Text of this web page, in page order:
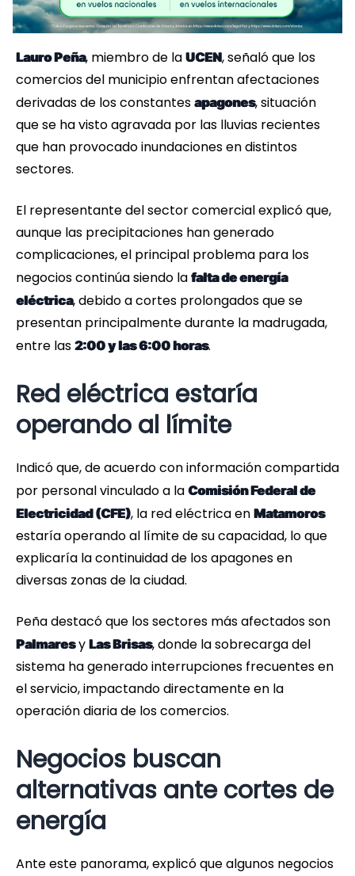
Lauro Peña, miembro de la UCEN, señaló que los
comercios del municipio enfrentan afectaciones
derivadas de los constantes apagones, situación
que se ha visto agravada por las lluvias recientes
que han provocado inundaciones en distintos
sectores.
El representante del sector comercial explicó que,
aunque las precipitaciones han generado
complicaciones, el principal problema para los
negocios continúa siendo la falta de energía
eléctrica, debido a cortes prolongados que se
presentan principalmente durante la madrugada,
entre las 2:00 y las 6:00 horas.
Red eléctrica estaría
operando al límite
Indicó que, de acuerdo con información compartida
por personal vinculado a la Comisión Federal de
Electricidad (CFE), la red eléctrica en Matamoros
estaría operando al límite de su capacidad, lo que
explicaría la continuidad de los apagones en
diversas zonas de la ciudad.
Peña destacó que los sectores más afectados son
Palmaresy Las Brisas, donde la sobrecarga del
sistema ha generado interrupciones frecuentes en
el servicio, impactando directamente en la
operación diaria de los comercios.
Negocios buscan
alternativas ante cortes de
energía
Ante este panorama, explicó que algunos negocios